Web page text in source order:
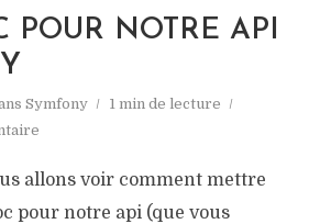
POUR NOTRE API
Symfony
1 min de lecture
allons voir comment mettre
pour notre api (que vous